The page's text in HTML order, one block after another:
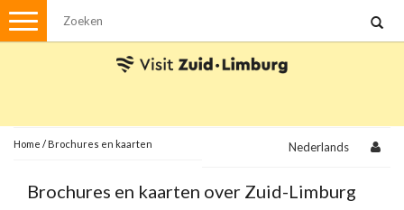
Menu
Met de auto
Visvergunningen
Home / Brochures en kaarten Nederlands
Brochures en kaarten over Zuid-Limburg